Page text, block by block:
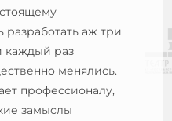
аж три
каждый раз
менялись.
профессионалу,
замыслы